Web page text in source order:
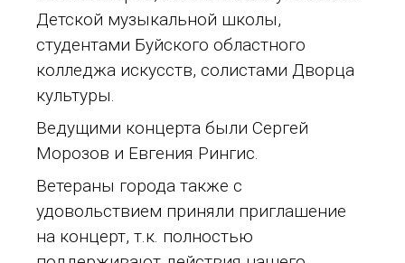
Детской музыкальной школы,
студентами Буйского областного
колледжа искусств, солистами Дворца
культуры.
Ведущими концерта были Сергей
Морозов и Евгения Рингис.
Ветераны города также с
удовольствием приняли приглашение
на концерт, т.к. полностью